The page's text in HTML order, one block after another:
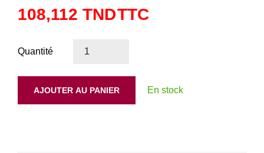
108,112 TNDTTC
Quantité
AJOUTER AU PANIER En stock